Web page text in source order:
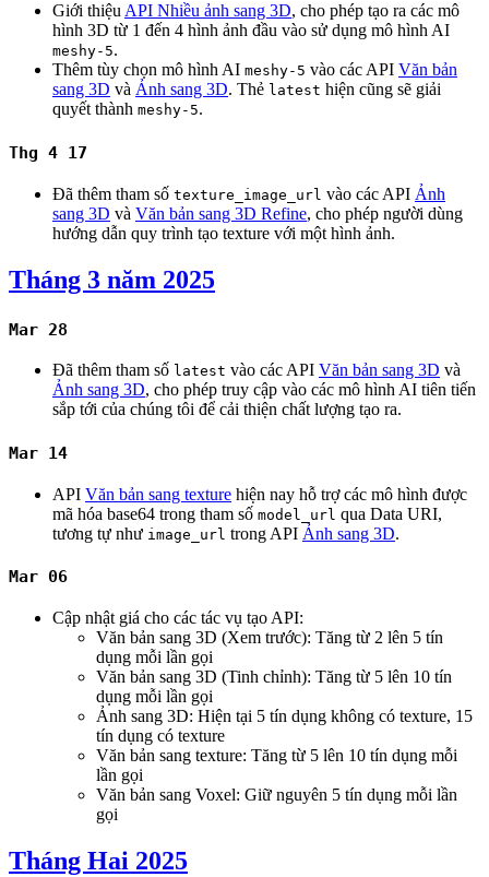
Giới thiệu API Nhiều ảnh sang 3D, cho phép tạo ra các mô
hình 3D từ 1 đến 4 hình ảnh đầu vào sử dụng mô hình AI
meshy-5.
Thêm tùy chọn mô hình AI meshy-5 vào các API Văn bản
sang 3D và Ảnh sang 3D. Thẻ latest hiện cũng sẽ giải
quyết thành meshy-5.
Thg 4 17
Đã thêm tham số texture_image_url vào các API Ảnh
sang 3D và Văn bản sang 3D Refine, cho phép người dùng
hướng dẫn quy trình tạo texture với một hình ảnh.
Tháng 3 năm 2025
Mar 28
Đã thêm tham số latest vào các API Văn bản sang 3D và
Ảnh sang 3D, cho phép truy cập vào các mô hình AI tiên tiến
sắp tới của chúng tôi để cải thiện chất lượng tạo ra.
Mar 14
API Văn bản sang texture hiện nay hỗ trợ các mô hình được
mã hóa base64 trong tham số model_url qua Data URI,
tương tự như image_url trong API Ảnh sang 3D.
Mar 06
Cập nhật giá cho các tác vụ tạo API:
Văn bản sang 3D (Xem trước): Tăng từ 2 lên 5 tín
dụng mỗi lần gọi
Văn bản sang 3D (Tinh chỉnh): Tăng từ 5 lên 10 tín
dụng mỗi lần gọi
Ảnh sang 3D: Hiện tại 5 tín dụng không có texture, 15
tín dụng có texture
Văn bản sang texture: Tăng từ 5 lên 10 tín dụng mỗi
lần gọi
Văn bản sang Voxel: Giữ nguyên 5 tín dụng mỗi lần
gọi
Tháng Hai 2025